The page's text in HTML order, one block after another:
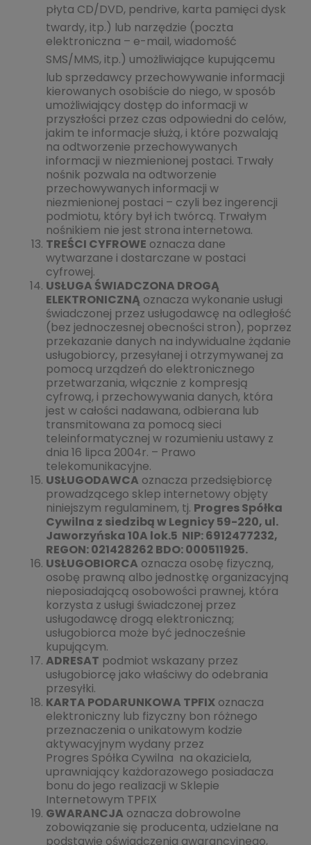
płyta CD/DVD, pendrive, karta pamięci dysk
twardy, itp.) lub narzędzie (poczta
elektroniczna – e-mail, wiadomość
SMS/MMS, itp.) umożliwiające kupującemu
lub sprzedawcy przechowywanie informacji
kierowanych osobiście do niego, w sposób
umożliwiający dostęp do informacji w
przyszłości przez czas odpowiedni do celów,
jakim te informacje służą, i które pozwalają
na odtworzenie przechowywanych
informacji w niezmienionej postaci. Trwały
nośnik pozwala na odtworzenie
przechowywanych informacji w
niezmienionej postaci – czyli bez ingerencji
podmiotu, który był ich twórcą. Trwałym
nośnikiem nie jest strona internetowa.
TREŚCI CYFROWE oznacza dane
wytwarzane i dostarczane w postaci
cyfrowej.
USŁUGA ŚWIADCZONA DROGĄ
ELEKTRONICZNĄ oznacza wykonanie usługi
świadczonej przez usługodawcę na odległość
(bez jednoczesnej obecności stron), poprzez
przekazanie danych na indywidualne żądanie
usługobiorcy, przesyłanej i otrzymywanej za
pomocą urządzeń do elektronicznego
przetwarzania, włącznie z kompresją
cyfrową, i przechowywania danych, która
jest w całości nadawana, odbierana lub
transmitowana za pomocą sieci
teleinformatycznej w rozumieniu ustawy z
dnia 16 lipca 2004r. – Prawo
telekomunikacyjne.
USŁUGODAWCA oznacza przedsiębiorcę
prowadzącego sklep internetowy objęty
niniejszym regulaminem, tj. Progres Spółka
Cywilna z siedzibą w Legnicy 59-220, ul.
Jaworzyńska 10A lok.5 NIP: 6912477232,
REGON: 021428262 BDO: 000511925.
USŁUGOBIORCA oznacza osobę fizyczną,
osobę prawną albo jednostkę organizacyjną
nieposiadającą osobowości prawnej, która
korzysta z usługi świadczonej przez
usługodawcę drogą elektroniczną;
usługobiorca może być jednocześnie
kupującym.
ADRESAT podmiot wskazany przez
usługobiorcę jako właściwy do odebrania
przesyłki.
KARTA PODARUNKOWA TPFIX oznacza
elektroniczny lub fizyczny bon różnego
przeznaczenia o unikatowym kodzie
aktywacyjnym wydany przez
Progres Spółka Cywilna na okaziciela,
uprawniający każdorazowego posiadacza
bonu do jego realizacji w Sklepie
Internetowym TPFIX
GWARANCJA oznacza dobrowolne
zobowiązanie się producenta, udzielane na
podstawie oświadczenia gwarancyjnego,